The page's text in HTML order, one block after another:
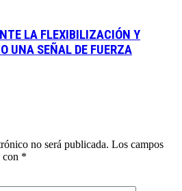
LA FLEXIBILIZACIÓN Y
UNA SEÑAL DE FUERZA
no será publicada. Los campos
con *